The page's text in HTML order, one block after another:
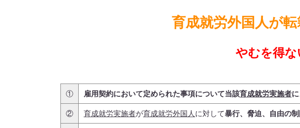
育成就労外国人が
やむを得な
① 雇用契約において定められた事項について当該育成就労実施者
② 育成就労実施者が育成就労外国人 に対して暴行、脅迫、自由の